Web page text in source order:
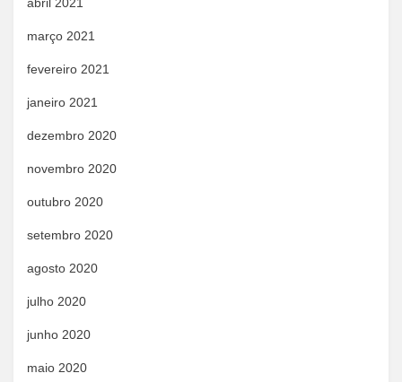
março 2021
fevereiro 2021
janeiro 2021
dezembro 2020
novembro 2020
outubro 2020
setembro 2020
agosto 2020
julho 2020
junho 2020
maio 2020